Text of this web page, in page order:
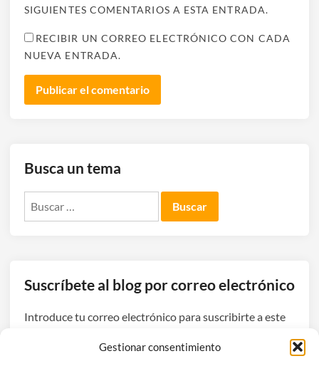
Gestionar consentimiento
SIGUIENTES COMENTARIOS A ESTA ENTRADA.
RECIBIR UN CORREO ELECTRÓNICO CON CADA
NUEVA ENTRADA.
Busca un tema
Suscríbete al blog por correo electrónico
Introduce tu correo electrónico para suscribirte a este